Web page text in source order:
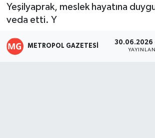
Yeşilyaprak, meslek hayatına
veda etti. Y
METROPOL GAZETESI 30.06.2026